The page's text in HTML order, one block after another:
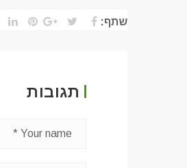
שתף:
תגובות